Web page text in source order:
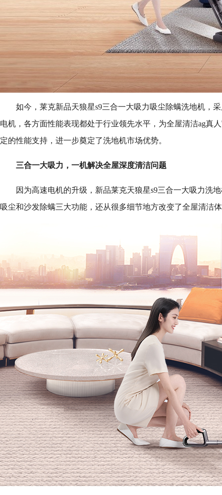
如今，莱克新品天狼星s9三合一大吸力吸尘除螨洗地机，
电机，各方面性能表现都处于行业领先水平，为全屋清洁ag真
定的性能支持，进一步奠定了洗地机市场优势。
三合一大吸力， 一机解决全屋深度清洁问题
因为高速电机的升级，新品莱克天狼星s9三合一大吸力洗
吸尘和沙发除螨三大功能，还从很多细节地方改变了全屋清洁